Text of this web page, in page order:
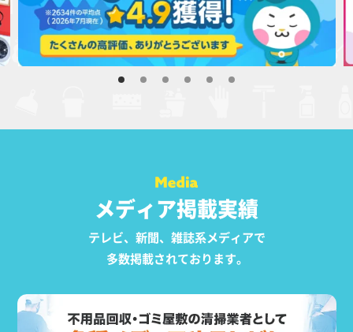
メディア掲載実績
テレビ、新聞、雑誌系メディアで
多数掲載されております。